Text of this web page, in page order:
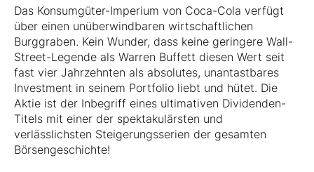
Das Konsumgüter-Imperium von Coca-Cola verfügt
über einen unüberwindbaren wirtschaftlichen
Burggraben. Kein Wunder, dass keine geringere Wall-
Street-Legende als Warren Buffett diesen Wert seit
fast vier Jahrzehnten als absolutes, unantastbares
Investment in seinem Portfolio liebt und hütet. Die
Aktie ist der Inbegriff eines ultimativen Dividenden-
Titels mit einer der spektakulärsten und
verlässlichsten Steigerungsserien der gesamten
Börsengeschichte!